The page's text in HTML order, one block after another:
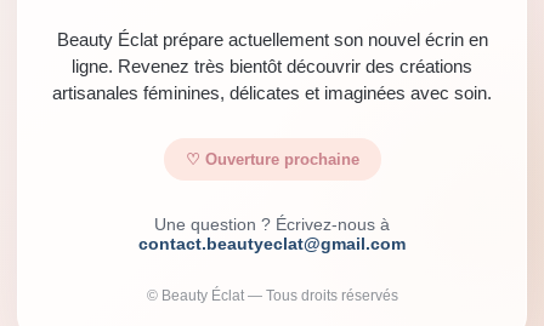
Beauty Éclat prépare actuellement son nouvel écrin en
ligne. Revenez très bientôt découvrir des créations
artisanales féminines, délicates et imaginées avec soin.
♡ Ouverture prochaine
Une question ? Écrivez-nous à
contact.beautyeclat@gmail.com
© Beauty Éclat — Tous droits réservés